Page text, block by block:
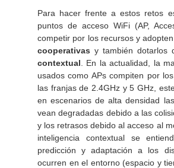
Para hacer frente a estos retos
puntos de acceso WiFi (AP,
competir por los recursos y
cooperativas y también dotarlos
contextual . En la actualidad, la
usados como APs compiten por
las franjas de 2.4GHz y 5 GHz,
en escenarios de alta densidad
vean degradadas debido a las
y los retrasos debido al acceso al
inteligencia contextual se
predicción y adaptación a los
ocurren en el entorno (espacio y